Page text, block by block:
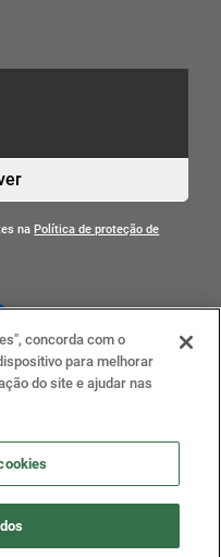
naPolítica de proteção de
concorda com o
para melhorar
do site e ajudar nas